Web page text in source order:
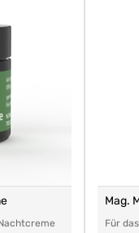
Mag.
Für